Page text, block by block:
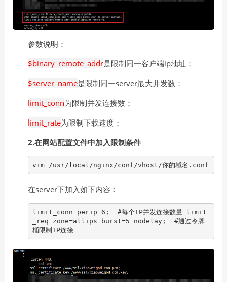
参数说明：
$binary_remote_addr是限制同一客户端ip地址；
$server_name是限制同一server最大并发数；
limit_conn为限制并发连接数；
limit_rate为限制下载速度；
2.在网站配置文件中加入限制条件
vim /usr/local/nginx/conf/vhost/你的域名.conf
在server下加入如下内容：
limit_conn perip 6; #每个IP并发连接数量 limit
_req zone=allips burst=5 nodelay; #通过令牌
桶限制IP连接